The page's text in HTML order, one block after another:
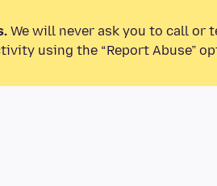
We will never ask you to call or
using the “Report Abuse”